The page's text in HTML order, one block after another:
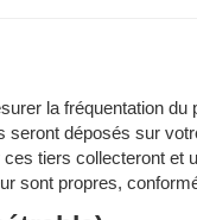
sportives proposées
programmations et
la fréquentation
déposés sur
tiers collecteront et
sont propres,